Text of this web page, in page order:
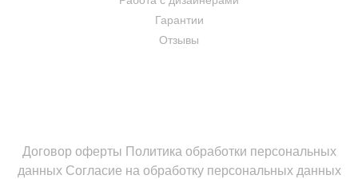
Гарантии
Отзывы
Договор оферты Политика обработки персональных
данных Согласие на обработку персональных данных